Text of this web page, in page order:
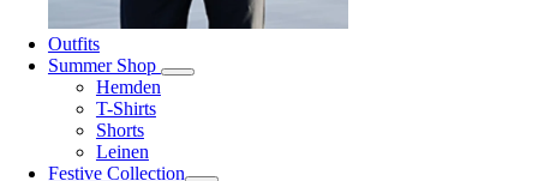
Outfits
Summer Shop
Hemden
T-Shirts
Shorts
Leinen
Festive Collection